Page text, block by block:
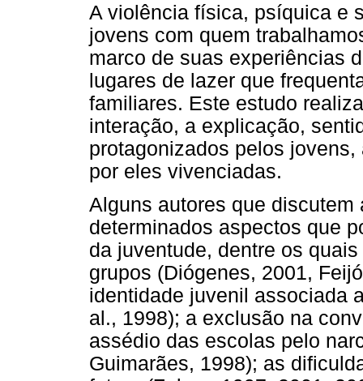
A violência física, psíquica e
jovens com quem
marco de suas experiências
lugares de lazer que
familiares. Este estudo
interação, a explicação,
protagonizados pelos
por eles vivenciadas.
Alguns autores que
determinados aspectos que
da juventude, dentre os
grupos (Diógenes, 2001,
identidade juvenil associada
al., 1998); a exclusão na
assédio das escolas pelo
Guimarães, 1998); as